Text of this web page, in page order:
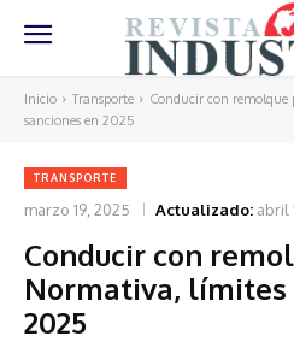
Inicio Transporte
Conducir con remolque
sanciones en 2025
TRANSPORTE
marzo 19, 2025 Actualizado: abril
Conducir con
Normativa, límites
2025